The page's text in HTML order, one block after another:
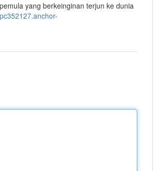
yang berkeinginan terjun ke dunia